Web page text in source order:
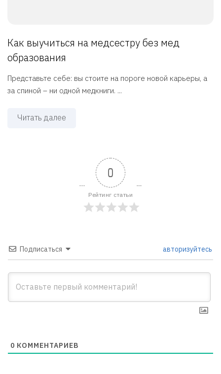
Как выучиться на медсестру без мед
образования
Представьте себе: вы стоите на пороге новой карьеры, а
за спиной – ни одной медкниги. ...
Читать далее
0
Рейтинг статьи
Подписаться авторизуйтесь
0 КОММЕНТАРИЕВ